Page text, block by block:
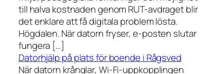
till halva kostnaden genom RUT-avdraget blir
det enklare att få digitala problem lösta.
Högdalen. När datorn fryser, e-posten slutar
fungera […]
Datorhjälp på plats för boende i Rågsved
När datorn krånglar, Wi-Fi-uppkopplingen